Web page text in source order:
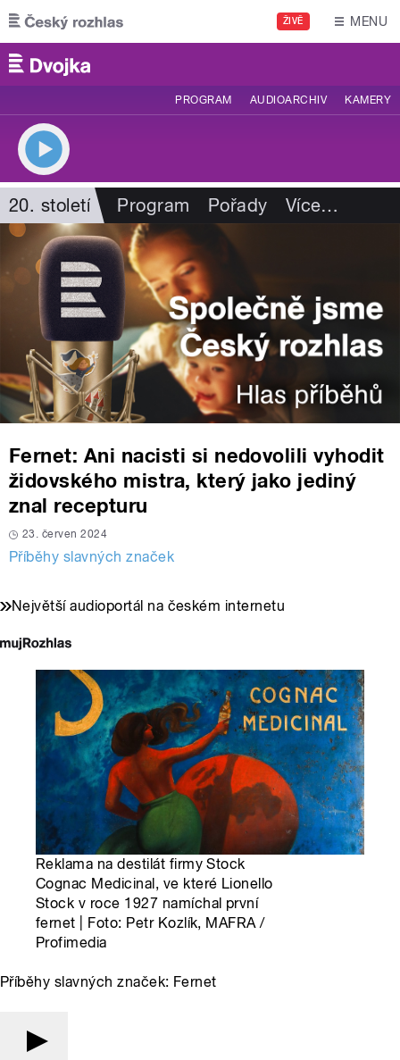
Přejít k hlavnímu obsahu
ŽIVĚ MENU
PROGRAM AUDIOARCHIV KAMERY
20. století Program Pořady Více…
Fernet: Ani nacisti si nedovolili vyhodit
židovského mistra, který jako jediný
znal recepturu
23. červen 2024
Příběhy slavných značek
Největší audioportál na českém internetu
Reklama na destilát firmy Stock
Cognac Medicinal, ve které Lionello
Stock v roce 1927 namíchal první
fernet | Foto: Petr Kozlík, MAFRA /
Profimedia
Příběhy slavných značek: Fernet